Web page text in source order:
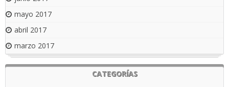
mayo 2017
abril 2017
marzo 2017
CATEGORÍAS